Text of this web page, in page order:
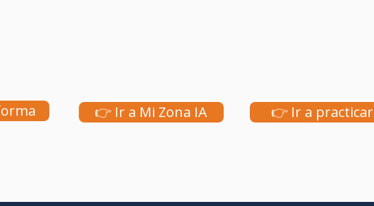
👉 Ir a Mi Zona IA 👉 Ir a practicar